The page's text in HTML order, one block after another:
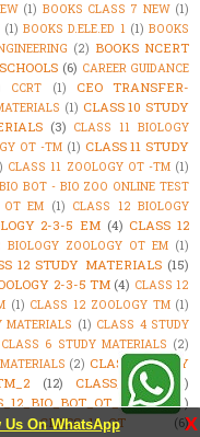
(1) BOOKS CLASS 7 NEW (1)
(1) BOOKS D.ELE.ED 1 (1) BOOKS
(2) BOOKS NCERT
(6) CAREER GUIDANCE
CCRT (1)
CEO TRANSFER-
(1) CLASS 10 STUDY
(3) CLASS 11 BIOLOGY
OT -TM (1) CLASS 11 STUDY
CLASS 11 ZOOLOGY OT -TM (1)
BOT - BIO ZOO ONLINE TEST
OT EM (1) CLASS 12 BIOLOGY
2-3-5 EM (4) CLASS 12
BIOLOGY ZOOLOGY OT EM (1)
12 STUDY MATERIALS (15)
2-3-5 TM (4) CLASS 12
(1) CLASS 12 ZOOLOGY TM (1)
MATERIALS (1) CLASS 4 STUDY
CLASS 6 STUDY MATERIALS (2)
(2) CLASS 9 STUDY
(12) CLASS_11_OT
(4)
(10)
CLASS_12_OT
(6)
Us On WhatsApp X